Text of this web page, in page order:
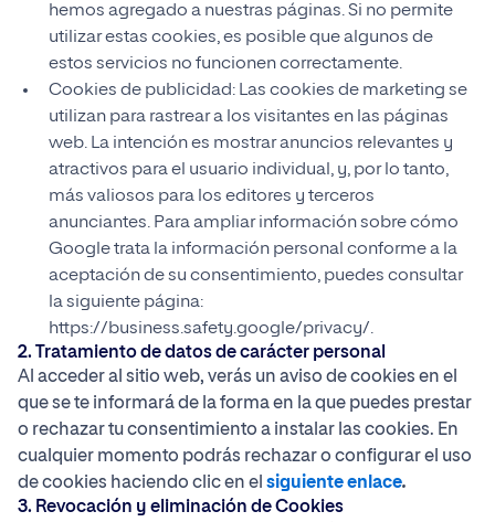
hemos agregado a nuestras páginas. Si no permite
utilizar estas cookies, es posible que algunos de
estos servicios no funcionen correctamente.
Cookies de publicidad: Las cookies de marketing se
utilizan para rastrear a los visitantes en las páginas
web. La intención es mostrar anuncios relevantes y
atractivos para el usuario individual, y, por lo tanto,
más valiosos para los editores y terceros
anunciantes. Para ampliar información sobre cómo
Google trata la información personal conforme a la
aceptación de su consentimiento, puedes consultar
la siguiente página:
https://business.safety.google/privacy/.
2. Tratamiento de datos de carácter personal
Al acceder al sitio web, verás un aviso de cookies en el
que se te informará de la forma en la que puedes prestar
o rechazar tu consentimiento a instalar las cookies. En
cualquier momento podrás rechazar o configurar el uso
de cookies haciendo clic en el siguiente enlace.
3. Revocación y eliminación de Cookies